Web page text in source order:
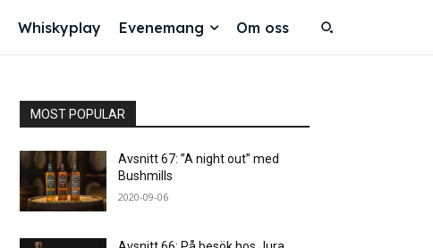
Whiskyplay Evenemang Om oss
MOST POPULAR
Avsnitt 67: ”A night out” med
Bushmills
2020-09-06